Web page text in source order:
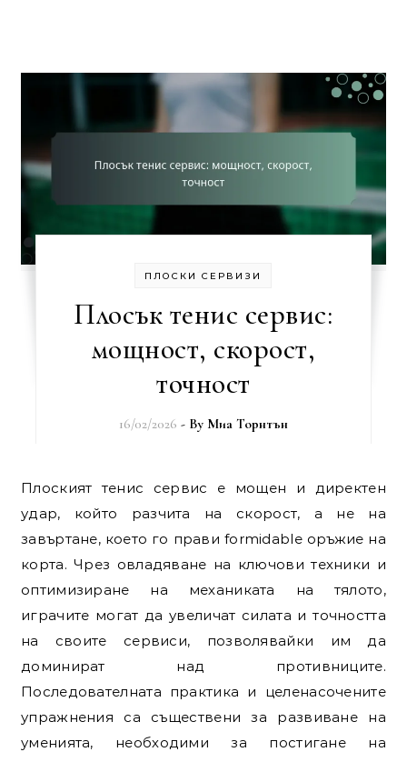
ПЛОСКИ СЕРВИЗИ
Плосък тенис сервис:
мощност, скорост,
точност
16/02/2026 - By Миа Торнтън
Плоският тенис сервис е мощен и директен
удар, който разчита на скорост, а не на
завъртане, което го прави formidable оръжие на
корта. Чрез овладяване на ключови техники и
оптимизиране на механиката на тялото,
играчите могат да увеличат силата и точността
на своите сервиси, позволявайки им да
доминират над противниците.
Последователната практика и целенасочените
упражнения са съществени за развиване на
уменията, необходими за постигане на